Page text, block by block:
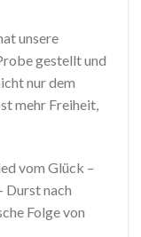
unsere
gestellt und
nur dem
mehr Freiheit,
vom Glück –
Durst nach
Folge von